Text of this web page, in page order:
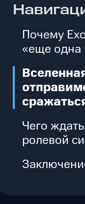
Почему
«еще одна
Чего
ролевой